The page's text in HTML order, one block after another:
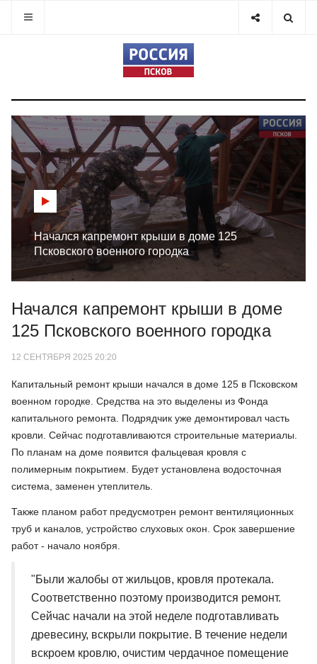
Начался капремонт крыши в доме 125
Псковского военного городка
Начался капремонт крыши в доме
125 Псковского военного городка
12 СЕНТЯБРЯ 2025 20:20
Капитальный ремонт крыши начался в доме 125 в Псковском
военном городке. Средства на это выделены из Фонда
капитального ремонта. Подрядчик уже демонтировал часть
кровли. Сейчас подготавливаются строительные материалы.
По планам на доме появится фальцевая кровля с
полимерным покрытием. Будет установлена водосточная
система, заменен утеплитель.
Также планом работ предусмотрен ремонт вентиляционных
труб и каналов, устройство слуховых окон. Срок завершение
работ - начало ноября.
"Были жалобы от жильцов, кровля протекала.
Соответственно поэтому производится ремонт.
Сейчас начали на этой неделе подготавливать
древесину, вскрыли покрытие. В течение недели
вскроем кровлю, очистим чердачное помещение